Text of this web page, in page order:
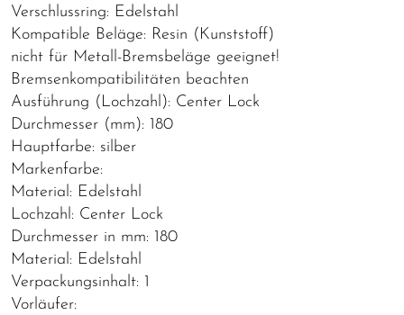
Verschlussring: Edelstahl
Kompatible Beläge: Resin (Kunststoff)
nicht für Metall-Bremsbeläge geeignet!
Bremsenkompatibilitäten beachten
Ausführung (Lochzahl): Center Lock
Durchmesser (mm): 180
Hauptfarbe: silber
Markenfarbe:
Material: Edelstahl
Lochzahl: Center Lock
Durchmesser in mm: 180
Material: Edelstahl
Verpackungsinhalt: 1
Vorläufer: